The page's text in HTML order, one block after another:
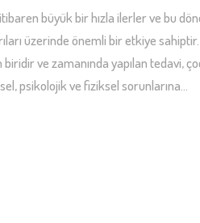
büyük bir hızla ilerler ve bu
üzerinde önemli bir etkiye
ve zamanında yapılan tedavi,
psikolojik ve fiziksel sorunlarına…